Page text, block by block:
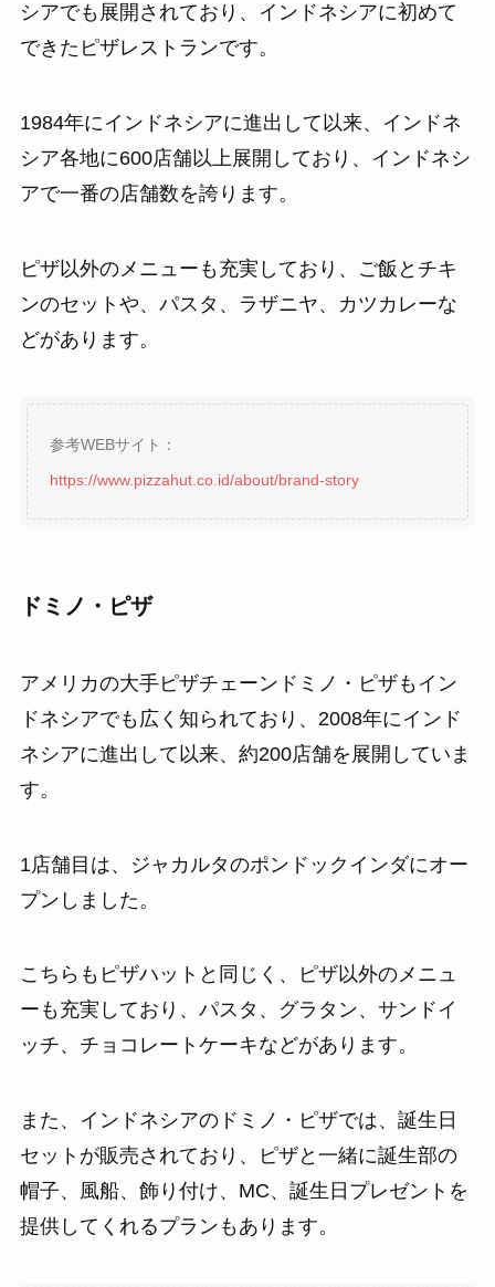
シアでも展開されており、インドネシアに初めて
できたピザレストランです。
1984年にインドネシアに進出して以来、インドネ
シア各地に600店舗以上展開しており、インドネシ
アで一番の店舗数を誇ります。
ピザ以外のメニューも充実しており、ご飯とチキ
ンのセットや、パスタ、ラザニヤ、カツカレーな
どがあります。
参考WEBサイト：
https://www.pizzahut.co.id/about/brand-story
ドミノ・ピザ
アメリカの大手ピザチェーンドミノ・ピザもイン
ドネシアでも広く知られており、2008年にインド
ネシアに進出して以来、約200店舗を展開していま
す。
1店舗目は、ジャカルタのポンドックインダにオー
プンしました。
こちらもピザハットと同じく、ピザ以外のメニュ
ーも充実しており、パスタ、グラタン、サンドイ
ッチ、チョコレートケーキなどがあります。
また、インドネシアのドミノ・ピザでは、誕生日
セットが販売されており、ピザと一緒に誕生部の
帽子、風船、飾り付け、MC、誕生日プレゼントを
提供してくれるプランもあります。